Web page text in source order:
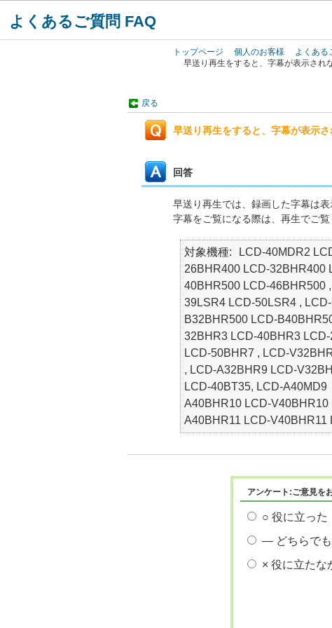
よくあるご質問 FAQ
トップページ 個人のお客様 よくある
早送り再生をすると、字幕が表示され
戻る
早送り再生をすると、字幕が表示さ
回答
早送り再生では、録画した字幕は表
字幕をご覧になる際は、再生でご覧
対象機種
LCD-40MDR2
26BHR400 LCD-32BHR400
40BHR500 LCD-46BHR500
39LSR4 LCD-50LSR4 ,
B32BHR500 LCD-
32BHR3 LCD-40BHR3
LCD-50BHR7 , LCD-
, LCD-A32BHR9 LCD-
LCD-40BT35, LCD-
A40BHR10 LCD-
A40BHR11 LCD-V40BHR11
アンケート:ご意見を
○ 役に立った
― どちらで
× 役に立たな